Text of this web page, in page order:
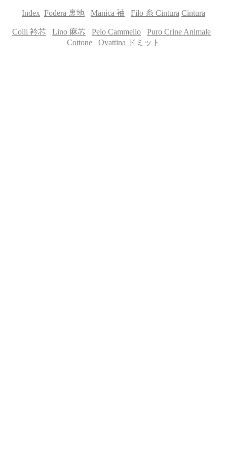
Index Fodera 裏地 Manica 袖 Filo 糸 Cintura Cintura
Colli 衿芯 Lino 麻芯 Pelo Cammello
Puro Crine Animale
Cottone
Ovattina ドミット